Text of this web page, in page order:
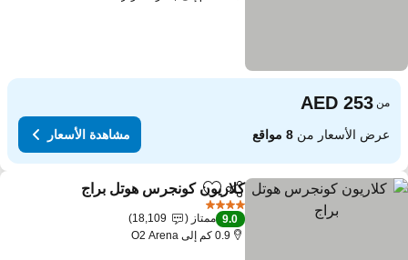
من
عرض الأسعار من8 مواقع مشاهدة الأسعار
مشاركةAdd to favorites
كلاريون كونجرس هوتل براج
9.0 ممتاز
18,109
0.9 كم إلى O2 Arena